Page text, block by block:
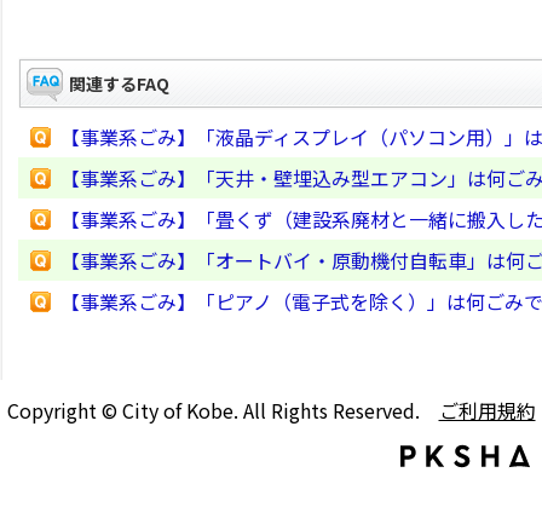
関連するFAQ
【事業系ごみ】「液晶ディスプレイ（パソコン用）」
【事業系ごみ】「天井・壁埋込み型エアコン」は何ご
【事業系ごみ】「畳くず（建設系廃材と一緒に搬入
【事業系ごみ】「オートバイ・原動機付自転車」は何
【事業系ごみ】「ピアノ（電子式を除く）」は何ごみ
Copyright © City of Kobe. All Rights Reserved. ご利用規約